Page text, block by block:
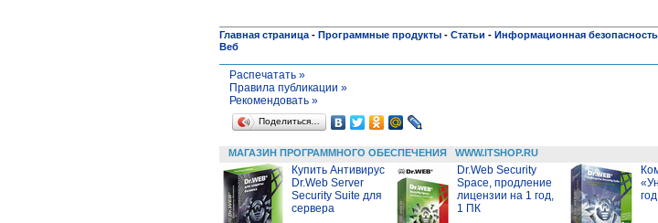
Главная страница - Программные продукты - Статьи - Информационная безопасность
Веб
Распечатать »
Правила публикации »
Рекомендовать »
Поделиться…
МАГАЗИН ПРОГРАММНОГО ОБЕСПЕЧЕНИЯ WWW.ITSHOP.RU
Купить Антивирус
Dr.Web Server
Security Suite для
сервера
Dr.Web Security
Space, продление
лицензии на 1 год,
1 ПК